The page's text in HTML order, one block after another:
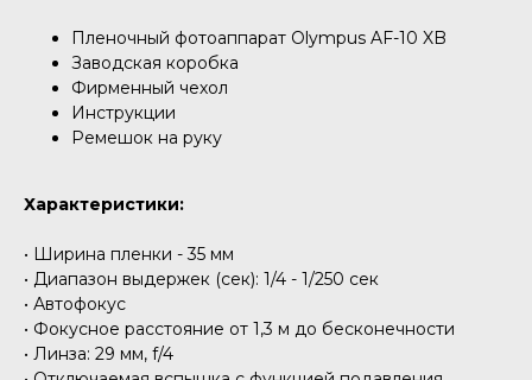
Пленочный фотоаппарат Olympus AF-10 XB
Заводская коробка
Фирменный чехол
Инструкции
Ремешок на руку
Характеристики:
• Ширина пленки - 35 мм
• Диапазон выдержек (сек): 1/4 - 1/250 сек
• Автофокус
• Фокусное расстояние от 1,3 м до бесконечности
• Линза: 29 мм, f/4